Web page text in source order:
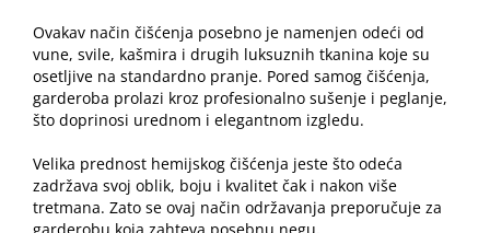
Ovakav način čišćenja posebno je namenjen odeći od
vune, svile, kašmira i drugih luksuznih tkanina koje su
osetljive na standardno pranje. Pored samog čišćenja,
garderoba prolazi kroz profesionalno sušenje i peglanje,
što doprinosi urednom i elegantnom izgledu.
Velika prednost hemijskog čišćenja jeste što odeća
zadržava svoj oblik, boju i kvalitet čak i nakon više
tretmana. Zato se ovaj način održavanja preporučuje za